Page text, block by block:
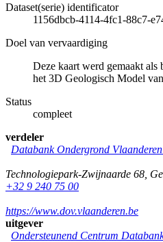
Dataset(serie) identificator
1156dbcb-4114-4fc1-88c7-
Doel van vervaardiging
Deze kaart werd gemaakt als
het 3D Geologisch Model
Status
compleet
verdeler
Databank Ondergrond
Technologiepark-Zwijnaarde 68
+32 9 240 75 00
https://www.dov.vlaanderen.be
uitgever
Ondersteunend Centrum